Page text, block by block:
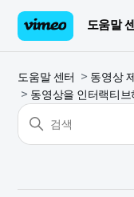
도움말
도움말 센터 동영상
동영상을 인터랙티